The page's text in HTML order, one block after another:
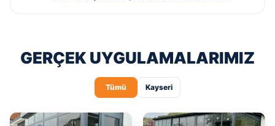
GERÇEK UYGULAMALARIMIZ
Tümü Kayseri